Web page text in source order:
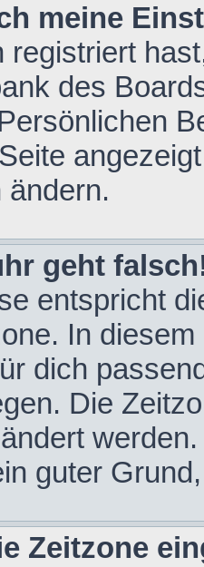
meine
registriert
des
ändern.
geht
entspricht
In
dich
Die
guter
Zeitzone